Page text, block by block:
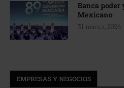
Banca poder
Mexicano
31 marzo, 2026
EMPRESAS Y NEGOCIOS